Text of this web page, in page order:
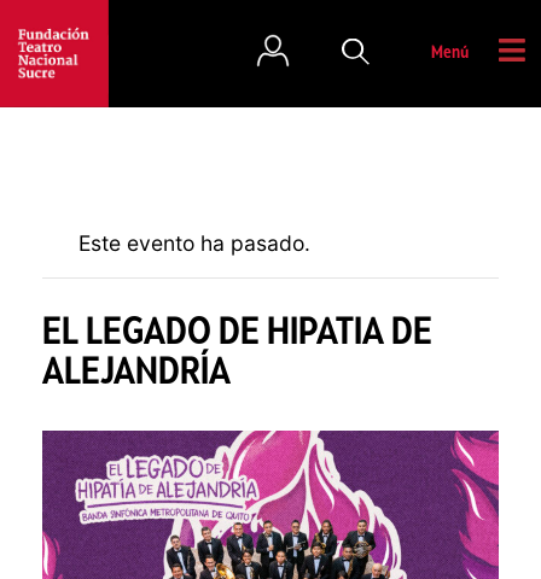
Menú
Este evento ha pasado.
EL LEGADO DE HIPATIA DE
ALEJANDRÍA